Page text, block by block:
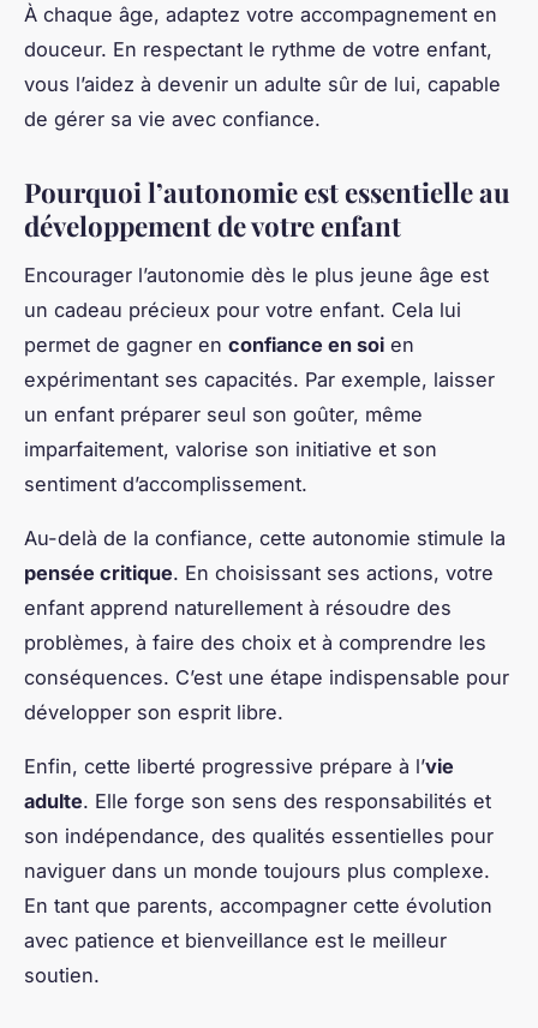
À chaque âge, adaptez votre accompagnement en
douceur. En respectant le rythme de votre enfant,
vous l’aidez à devenir un adulte sûr de lui, capable
de gérer sa vie avec confiance.
Pourquoi l’autonomie est essentielle au
développement de votre enfant
Encourager l’autonomie dès le plus jeune âge est
un cadeau précieux pour votre enfant. Cela lui
permet de gagner en confiance en soi en
expérimentant ses capacités. Par exemple, laisser
un enfant préparer seul son goûter, même
imparfaitement, valorise son initiative et son
sentiment d’accomplissement.
Au-delà de la confiance, cette autonomie stimule la
pensée critique. En choisissant ses actions, votre
enfant apprend naturellement à résoudre des
problèmes, à faire des choix et à comprendre les
conséquences. C’est une étape indispensable pour
développer son esprit libre.
Enfin, cette liberté progressive prépare à l’vie
adulte. Elle forge son sens des responsabilités et
son indépendance, des qualités essentielles pour
naviguer dans un monde toujours plus complexe.
En tant que parents, accompagner cette évolution
avec patience et bienveillance est le meilleur
soutien.